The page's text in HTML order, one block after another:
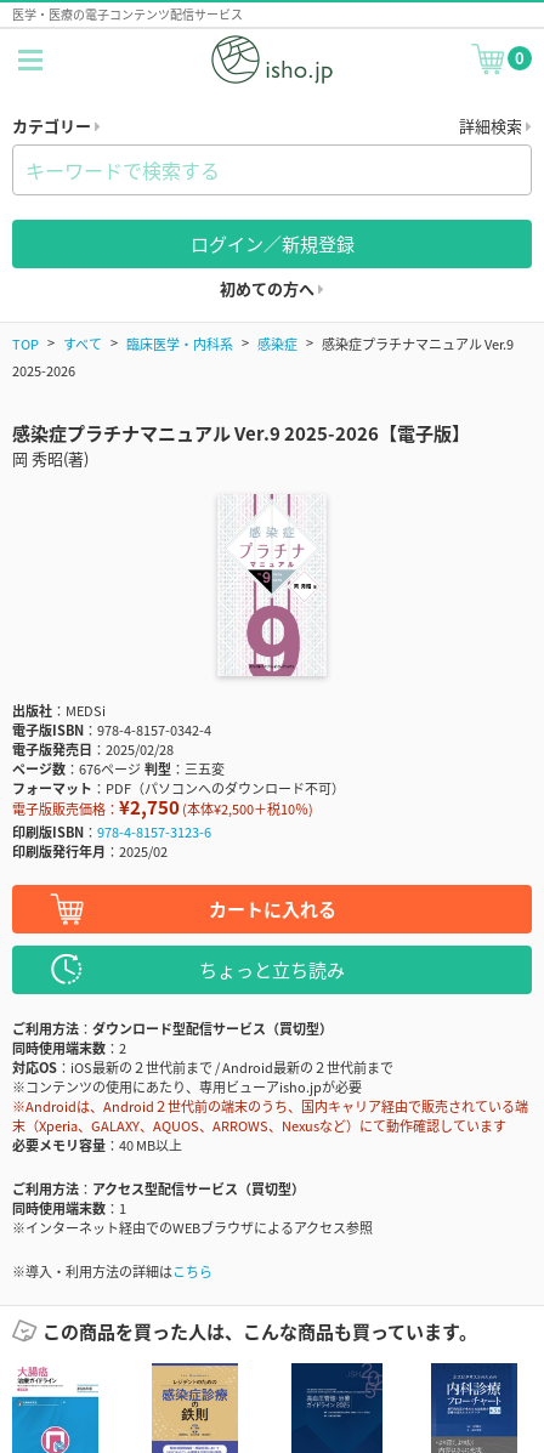
医学・医療の電子コンテンツ配信サービス
0
カテゴリー 詳細検索
ログイン／新規登録
初めての方へ
TOP すべて 臨床医学・内科系 感染症
感染症プラチナマニュアル Ver.9
2025-2026
感染症プラチナマニュアル Ver.9 2025-2026【電子版】
岡 秀昭(著)
出版社
MEDSi
電子版ISBN
978-4-8157-0342-4
電子版発売日
2025/02/28
ページ数
676ページ判型
三五変
フォーマット
PDF（パソコンへのダウンロード不可）
電子版販売価格： ¥2,750(本体¥2,500＋税10％)
印刷版ISBN
978-4-8157-3123-6
印刷版発行年月
2025/02
カートに入れる
ちょっと立ち読み
ご利用方法
ダウンロード型配信サービス（買切型）
同時使用端末数
2
対応OS
iOS最新の２世代前まで / Android最新の２世代前まで
※コンテンツの使用にあたり、専用ビューアisho.jpが必要
※Androidは、Android２世代前の端末のうち、国内キャリア経由で販売されている端
末（Xperia、GALAXY、AQUOS、ARROWS、Nexusなど）にて動作確認しています
必要メモリ容量
40 MB以上
ご利用方法
アクセス型配信サービス（買切型）
同時使用端末数
1
※インターネット経由でのWEBブラウザによるアクセス参照
※導入・利用方法の詳細はこちら
この商品を買った人は、こんな商品も買っています。